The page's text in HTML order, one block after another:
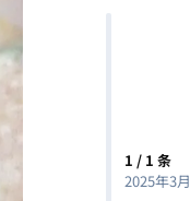
1 / 1 条
2025年3月